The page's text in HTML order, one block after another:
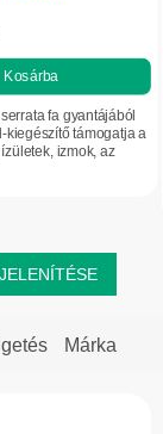
Kosárba
fa gyantájából
kiegészítő támogatja a
izmok, az
Márka